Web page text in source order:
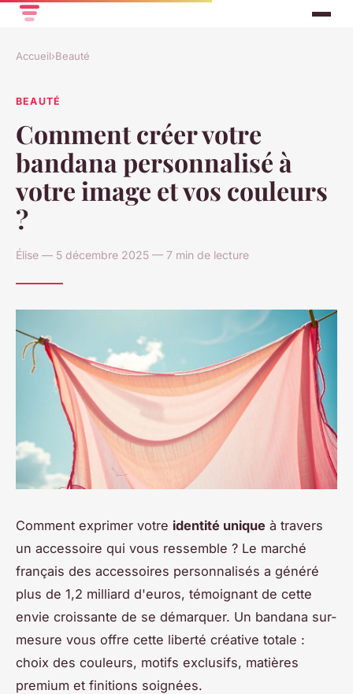
Accueil›Beauté
BEAUTÉ
Comment créer votre
bandana personnalisé à
votre image et vos couleurs
?
Élise — 5 décembre 2025 — 7 min de lecture
Comment exprimer votre identité unique à travers
un accessoire qui vous ressemble ? Le marché
français des accessoires personnalisés a généré
plus de 1,2 milliard d'euros, témoignant de cette
envie croissante de se démarquer. Un bandana sur-
mesure vous offre cette liberté créative totale :
choix des couleurs, motifs exclusifs, matières
premium et finitions soignées.